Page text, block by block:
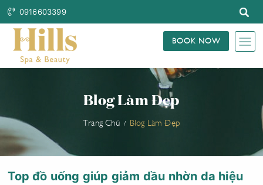
0916603399
BOOK NOW
Blog Làm Đẹp
Trang Chủ Blog Làm Đẹp
Top đồ uống giúp giảm dầu nhờn da hiệu